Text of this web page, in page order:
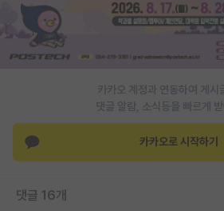
카카오 계정과 연동하여 게시
댓글 알람, 소식등을 빠르게
카카오로 시작하기
댓글 16개